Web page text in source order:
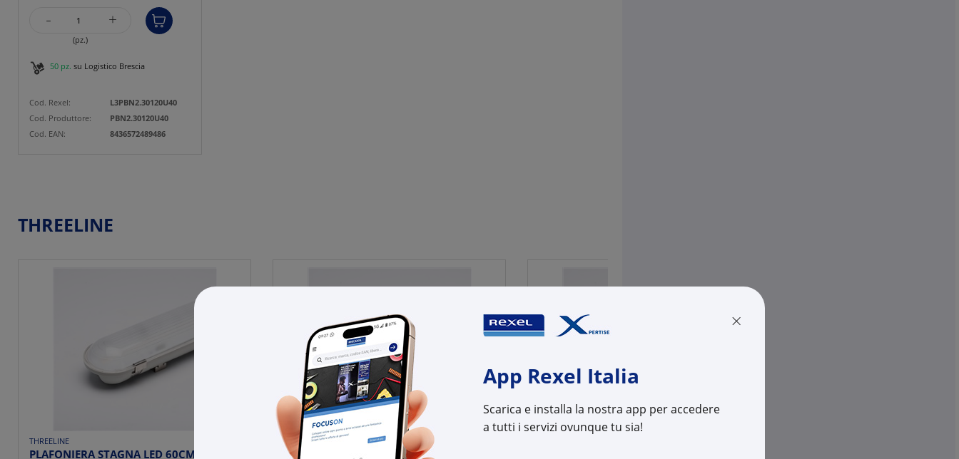
×
App Rexel Italia
Scarica e installa la nostra app per accedere
a tutti i servizi ovunque tu sia!
- +
(pz.)
50 pz. su Logistico Brescia
Cod. Rexel:
L3PBN2.30120U40
Cod. Produttore:
PBN2.30120U40
Cod. EAN:
8436572489486
THREELINE
THREELINE
PLAFONIERA STAGNA LED 60CM20W
THREELINE
PLAFONIERA STAGNA LED 150CM 55W